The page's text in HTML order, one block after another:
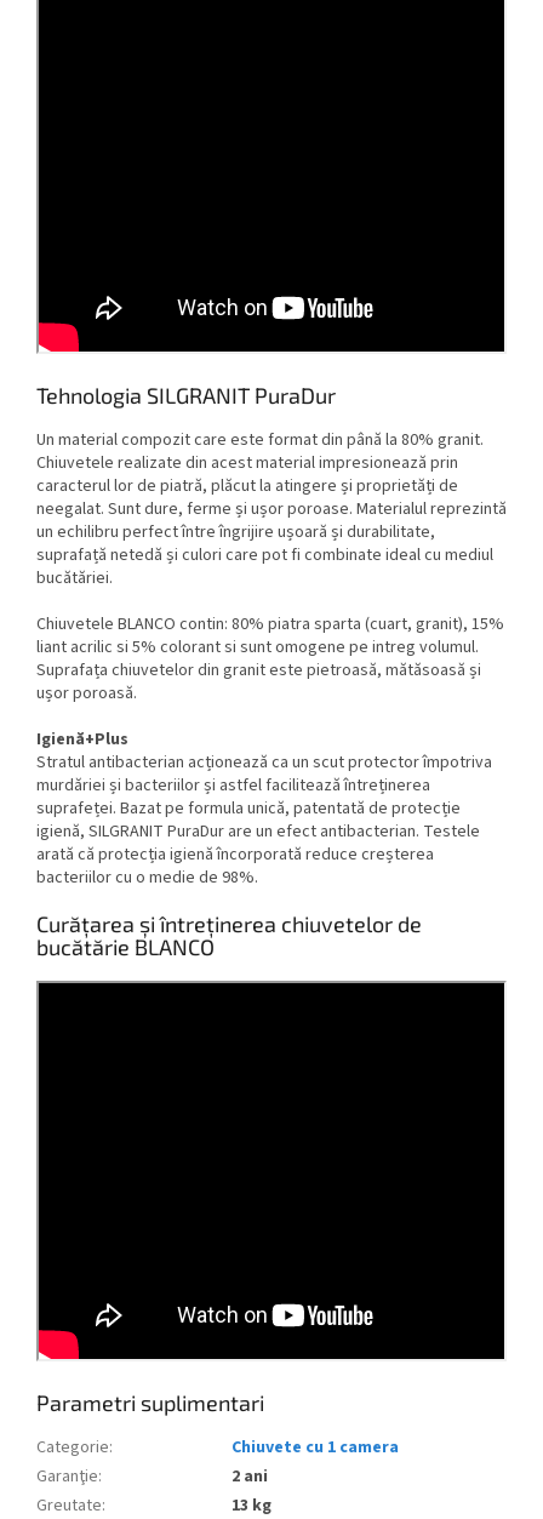
Tehnologia SILGRANIT PuraDur
Un material compozit care este format din până la 80% granit.
Chiuvetele realizate din acest material impresionează prin
caracterul lor de piatră, plăcut la atingere și proprietăți de
neegalat. Sunt dure, ferme și ușor poroase. Materialul reprezintă
un echilibru perfect între îngrijire ușoară și durabilitate,
suprafață netedă și culori care pot fi combinate ideal cu mediul
bucătăriei.
Chiuvetele BLANCO contin: 80% piatra sparta (cuart, granit), 15%
liant acrilic si 5% colorant si sunt omogene pe intreg volumul.
Suprafața chiuvetelor din granit este pietroasă, mătăsoasă și
ușor poroasă.
Igienă+Plus
Stratul antibacterian acționează ca un scut protector împotriva
murdăriei și bacteriilor și astfel facilitează întreținerea
suprafeței. Bazat pe formula unică, patentată de protecție
igienă, SILGRANIT PuraDur are un efect antibacterian. Testele
arată că protecția igienă încorporată reduce creșterea
bacteriilor cu o medie de 98%.
Curățarea și întreținerea chiuvetelor de
bucătărie BLANCO
Parametri suplimentari
Categorie:
Chiuvete cu 1 camera
Garanţie:
2 ani
Greutate:
13 kg